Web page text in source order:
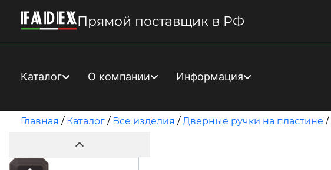
Прямой поставщик в РФ
Каталог О компании Информация
Главная / Каталог / Все изделия /Дверные ручки на пластине /